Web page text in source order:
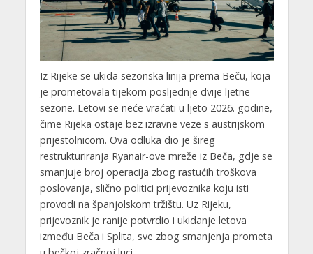
Iz Rijeke se ukida sezonska linija prema Beču, koja
je prometovala tijekom posljednje dvije ljetne
sezone. Letovi se neće vraćati u ljeto 2026. godine,
čime Rijeka ostaje bez izravne veze s austrijskom
prijestolnicom. Ova odluka dio je šireg
restrukturiranja Ryanair-ove mreže iz Beča, gdje se
smanjuje broj operacija zbog rastućih troškova
poslovanja, slično politici prijevoznika koju isti
provodi na španjolskom tržištu. Uz Rijeku,
prijevoznik je ranije potvrdio i ukidanje letova
između Beča i Splita, sve zbog smanjenja prometa